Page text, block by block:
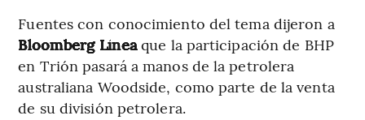
Fuentes con conocimiento del tema dijeron a
Bloomberg Líneaque la participación de BHP
en Trión pasará a manos de la petrolera
australiana Woodside, como parte de la venta
de su división petrolera.